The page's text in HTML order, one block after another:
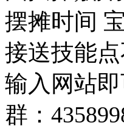
摆摊时间
接送技能
输入网站
群：